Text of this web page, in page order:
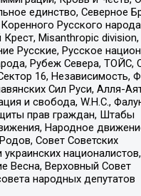
единство, Северное
Русского народа
Misanthropic division,
Русские, Русское
Рубеж Севера, ТОЙС,
16, Независимость,
Сил Руси, Алля-
и свобода, W.H.С.,
прав граждан, Штабы
Народное
Совет Советских
Весна, Верховный Совет
народных депутатов